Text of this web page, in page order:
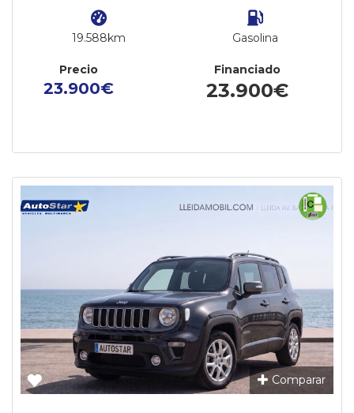
19.588km Gasolina
Precio
23.900€
Financiado
23.900€
Comparar